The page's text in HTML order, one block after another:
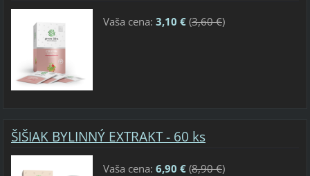
Vaša cena: 3,10 €(3,60 €)
ŠIŠIAK BYLINNÝ EXTRAKT - 60 ks
Vaša cena: 6,90 €(8,90 €)